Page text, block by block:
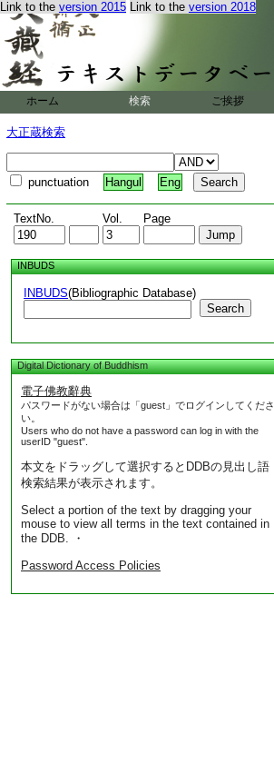
Link to the version 2015 Link to the version 2018
ホーム 検索 ご挨拶
大正蔵検索
punctuation Hangul Eng
TextNo. Vol. Page
INBUDS
INBUDS(Bibliographic Database)
Search
Digital Dictionary of Buddhism
電子佛教辭典
パスワードがない場合は「guest」でログインしてくださ
い。
Users who do not have a password can log in with the
userID "guest".
本文をドラッグして選択するとDDBの見出し語
検索結果が表示されます。
Select a portion of the text by dragging your
mouse to view all terms in the text contained in
the DDB. ・
Password Access Policies